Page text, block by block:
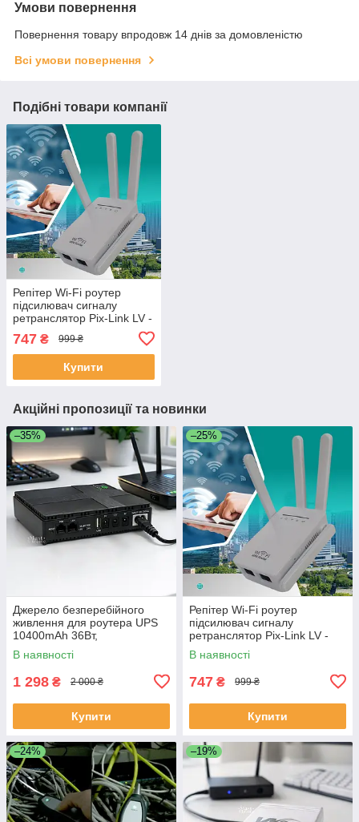
Умови повернення
Повернення товару впродовж 14 днів за домовленістю
Всі умови повернення
Подібні товари компанії
Репітер Wi-Fi роутер
підсилювач сигналу
ретранслятор Pix-Link LV -
747 ₴ 999 ₴
Купити
Акційні пропозиції та новинки
–35%
Джерело безперебійного
живлення для роутера UPS
10400mAh 36Вт,
безперебійник ДБЖ 5V 9V
12V для мережевого
В наявності
1 298 ₴ 2 000 ₴
Купити
–25%
Репітер Wi-Fi роутер
підсилювач сигналу
ретранслятор Pix-Link LV -
WR09Q
В наявності
747 ₴ 999 ₴
Купити
–24% –19%